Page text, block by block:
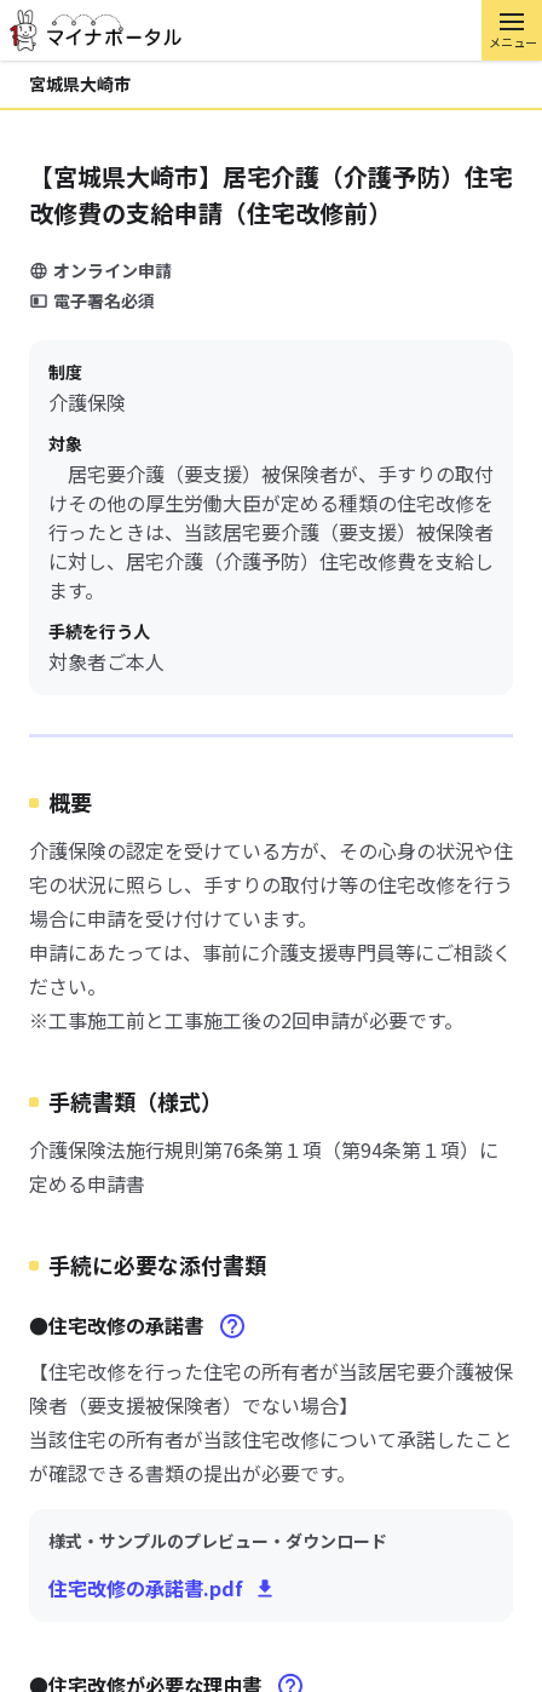
メニュー
宮城県大崎市
【宮城県大崎市】居宅介護（介護予防）住宅
改修費の支給申請（住宅改修前）
オンライン申請
電子署名必須
制度
介護保険
対象
居宅要介護（要支援）被保険者が、手すりの取付
けその他の厚生労働大臣が定める種類の住宅改修を
行ったときは、当該居宅要介護（要支援）被保険者
に対し、居宅介護（介護予防）住宅改修費を支給し
ます。
手続を行う人
対象者ご本人
概要
介護保険の認定を受けている方が、その心身の状況や住
宅の状況に照らし、手すりの取付け等の住宅改修を行う
場合に申請を受け付けています。
申請にあたっては、事前に介護支援専門員等にご相談く
ださい。
※工事施工前と工事施工後の2回申請が必要です。
手続書類（様式）
介護保険法施行規則第76条第１項（第94条第１項）に
定める申請書
手続に必要な添付書類
●住宅改修の承諾書
【住宅改修を行った住宅の所有者が当該居宅要介護被保
険者（要支援被保険者）でない場合】
当該住宅の所有者が当該住宅改修について承諾したこと
が確認できる書類の提出が必要です。
様式・サンプルのプレビュー・ダウンロード
住宅改修の承諾書.pdf
●住宅改修が必要な理由書